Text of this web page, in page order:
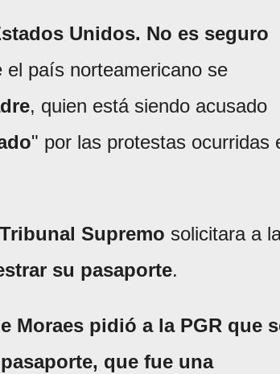
Unidos. No es seguro
país norteamericano se
, quien está siendo acusado
" por las protestas ocurridas
Tribunal Supremo solicitara a
su pasaporte.
Moraes pidió a la PGR que
que fue una